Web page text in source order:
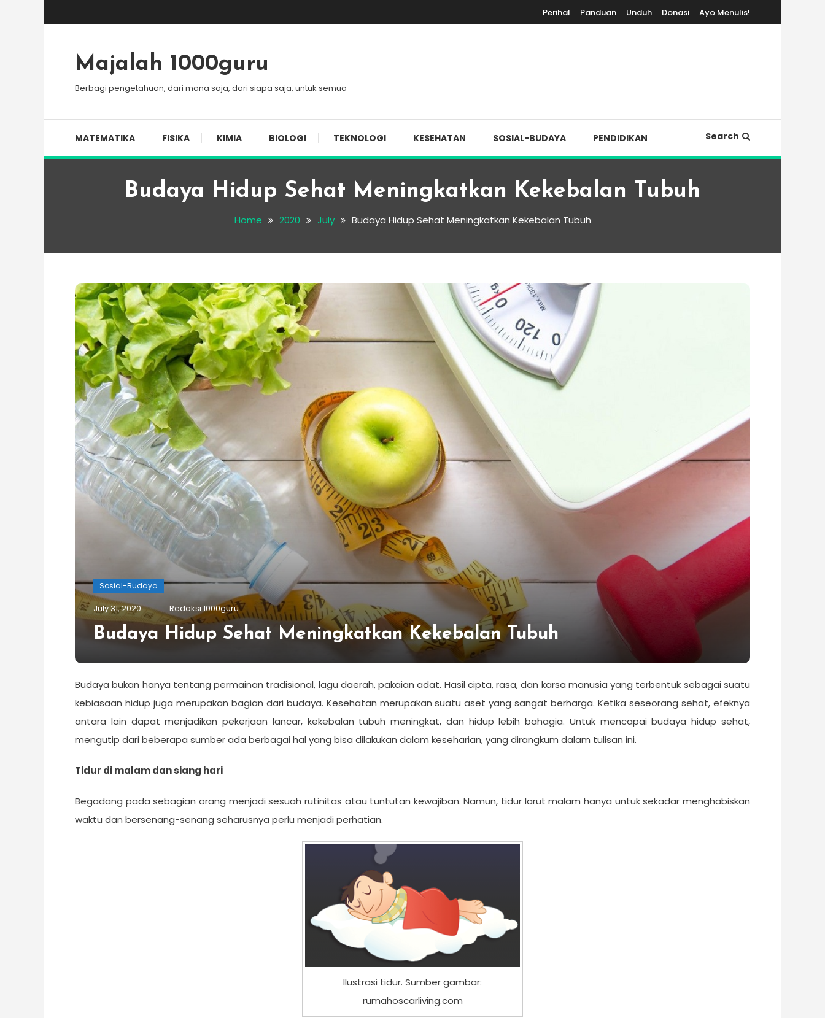
To
Perihal Panduan Unduh Donasi Ayo Menulis!
Majalah 1000guru
Berbagi pengetahuan, dari mana saja, dari siapa saja, untuk semua
MATEMATIKA FISIKA KIMIA BIOLOGI TEKNOLOGI KESEHATAN SOSIAL-BUDAYA PENDIDIKAN Search
Budaya Hidup Sehat Meningkatkan Kekebalan Tubuh
Home 2020 July Budaya Hidup Sehat Meningkatkan Kekebalan Tubuh
Sosial-Budaya
July 31, 2020 Redaksi 1000guru
Budaya Hidup Sehat Meningkatkan Kekebalan Tubuh
Budaya bukan hanya tentang permainan tradisional, lagu daerah, pakaian adat. Hasil cipta, rasa, dan karsa manusia yang terbentuk sebagai suatu
kebiasaan hidup juga merupakan bagian dari budaya. Kesehatan merupakan suatu aset yang sangat berharga. Ketika seseorang sehat, efeknya
antara lain dapat menjadikan pekerjaan lancar, kekebalan tubuh meningkat, dan hidup lebih bahagia. Untuk mencapai budaya hidup sehat,
mengutip dari beberapa sumber ada berbagai hal yang bisa dilakukan dalam keseharian, yang dirangkum dalam tulisan ini.
Tidur di malam dan siang hari
Begadang pada sebagian orang menjadi sesuah rutinitas atau tuntutan kewajiban. Namun, tidur larut malam hanya untuk sekadar menghabiskan
waktu dan bersenang-senang seharusnya perlu menjadi perhatian.
Ilustrasi tidur. Sumber gambar:
rumahoscarliving.com